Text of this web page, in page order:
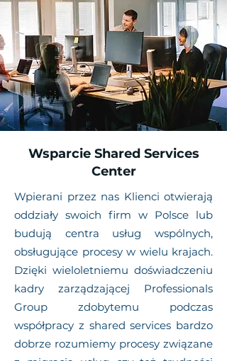
Wsparcie Shared Services
Center
Wpierani przez nas Klienci otwierają
oddziały swoich firm w Polsce lub
budują centra usług wspólnych,
obsługujące procesy w wielu krajach.
Dzięki wieloletniemu doświadczeniu
kadry zarządzającej Professionals
Group zdobytemu podczas
współpracy z shared services bardzo
dobrze rozumiemy procesy związane